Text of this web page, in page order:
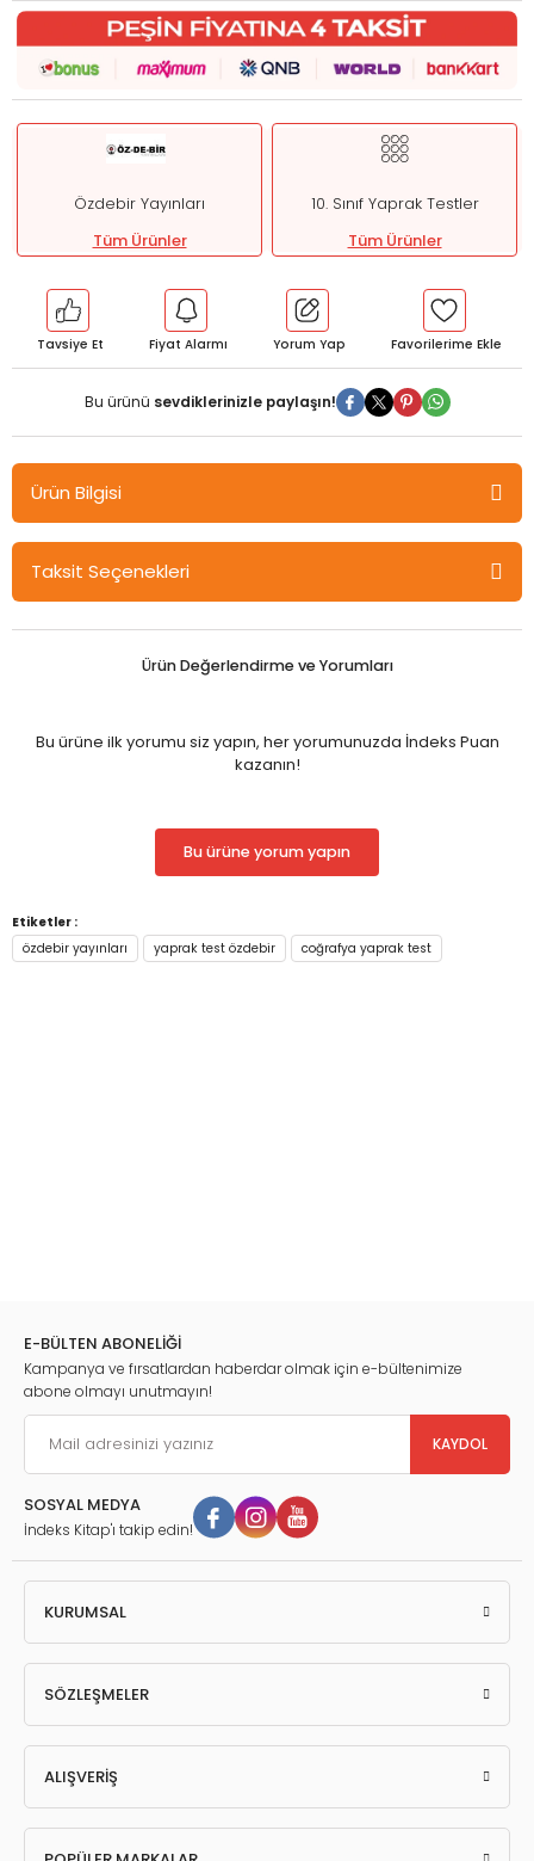
Özdebir Yayınları
Tüm Ürünler
10. Sınıf Yaprak Testler
Tüm Ürünler
Tavsiye Et Fiyat Alarmı Yorum Yap
Bu ürünü sevdiklerinizle paylaşın!
Ürün Bilgisi
Özdebir 10.Sınıf Coğrafya Yaprak Test Özdebir Yayınları
Taksit Seçenekleri
Ürün Değerlendirme ve Yorumları
Bu ürüne ilk yorumu siz yapın, her yorumunuzda İndeks Puan
kazanın!
Bu ürüne yorum yapın
Etiketler :
özdebir yayınları
yaprak test özdebir coğrafya yaprak test
E-BÜLTEN ABONELİĞİ
Kampanya ve fırsatlardan haberdar olmak için e-bültenimize
abone olmayı unutmayın!
KAYDOL
SOSYAL MEDYA
İndeks Kitap'ı takip edin!
KURUMSAL
SÖZLEŞMELER
ALIŞVERİŞ